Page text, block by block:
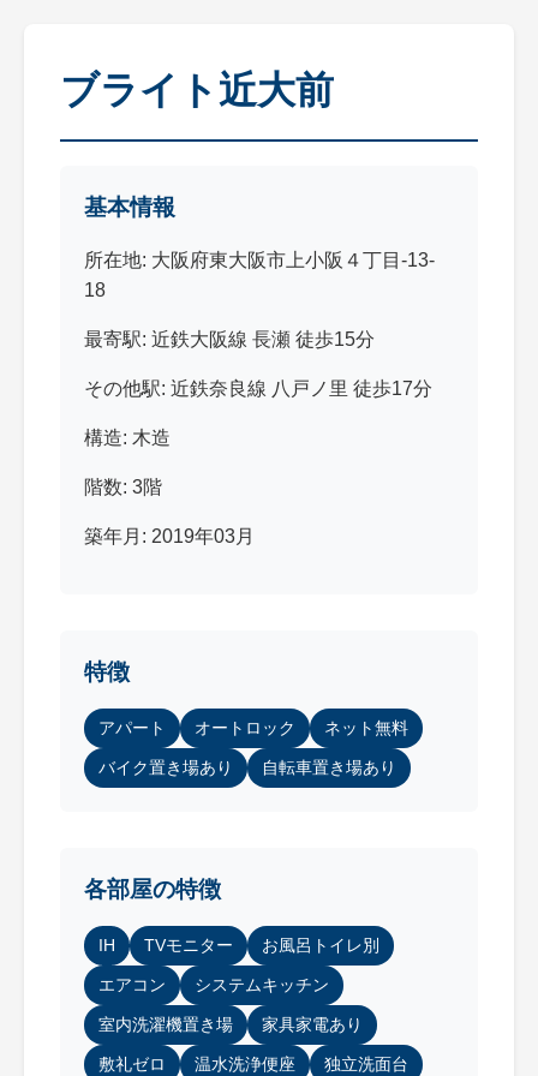
ブライト近大前
基本情報
所在地: 大阪府東大阪市上小阪４丁目-13-
18
最寄駅: 近鉄大阪線 長瀬 徒歩15分
その他駅: 近鉄奈良線 八戸ノ里 徒歩17分
構造: 木造
階数: 3階
築年月: 2019年03月
特徴
アパート オートロック ネット無料
バイク置き場あり 自転車置き場あり
各部屋の特徴
IH TVモニター お風呂トイレ別
エアコン システムキッチン
室内洗濯機置き場 家具家電あり
敷礼ゼロ 温水洗浄便座 独立洗面台